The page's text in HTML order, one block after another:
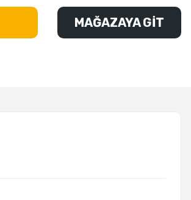
MAĞAZAYA GİT